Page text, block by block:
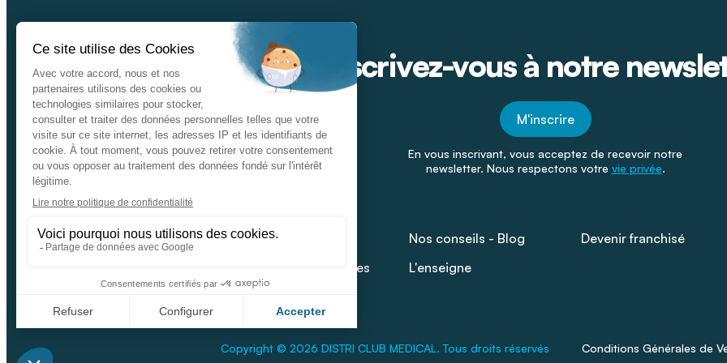
Inscrivez-vous à notre
M'inscrire
En vous inscrivant, vous acceptez de recevoir notre
newsletter. Nous respectons votre vie privée.
Facebook
Youtube
Linkeding
Nos catalogues Nos conseils - Blog
Devenir franchisé
Données personnelles
L'enseigne
Copyright © 2026 DISTRI CLUB MEDICAL. Tous droits réservés Conditions Générales de